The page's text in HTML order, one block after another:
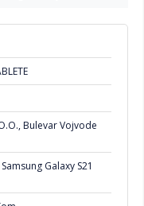
Bulevar Vojvode
Galaxy S21